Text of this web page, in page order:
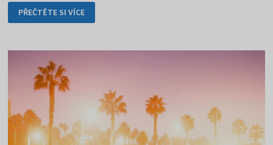
ANGRY
BIRDS
–
A
PŘEČTĚTE SI VÍCE